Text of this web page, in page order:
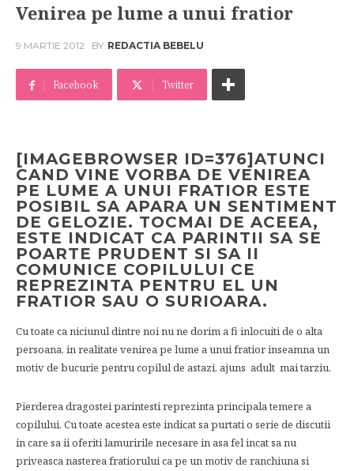
Venirea pe lume a unui fratior
9 MARTIE 2012 BY REDACTIA BEBELU
Facebook Twitter
[IMAGEBROWSER ID=376]ATUNCI
CAND VINE VORBA DE VENIREA
PE LUME A UNUI FRATIOR ESTE
POSIBIL SA APARA UN SENTIMENT
DE GELOZIE. TOCMAI DE ACEEA,
ESTE INDICAT CA PARINTII SA SE
POARTE PRUDENT SI SA II
COMUNICE COPILULUI CE
REPREZINTA PENTRU EL UN
FRATIOR SAU O SURIOARA.
Cu toate ca niciunul dintre noi nu ne dorim a fi inlocuiti de o alta
persoana, in realitate venirea pe lume a unui fratior inseamna un
motiv de bucurie pentru copilul de astazi, ajuns adult mai tarziu.
Pierderea dragostei parintesti reprezinta principala temere a
copilului. Cu toate acestea este indicat sa purtati o serie de discutii
in care sa ii oferiti lamuririle necesare in asa fel incat sa nu
priveasca nasterea fratiorului ca pe un motiv de ranchiuna si